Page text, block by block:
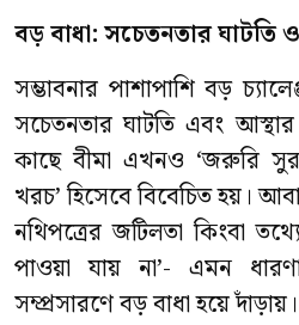
বড় বাধা: সচেতনতার ঘাটতি
সম্ভাবনার পাশাপাশি বড়
সচেতনতার ঘাটতি এবং
কাছে বীমা এখনও ‘জরুরি
খরচ’ হিসেবে বিবেচিত হয়।
নথিপত্রের জটিলতা কিংবা
পাওয়া যায় না’- এমন
সম্প্রসারণে বড় বাধা হয়ে দাঁড়ায়।